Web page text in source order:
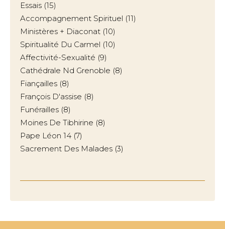
Essais (15)
Accompagnement Spirituel (11)
Ministères + Diaconat (10)
Spiritualité Du Carmel (10)
Affectivité-Sexualité (9)
Cathédrale Nd Grenoble (8)
Fiançailles (8)
François D'assise (8)
Funérailles (8)
Moines De Tibhirine (8)
Pape Léon 14 (7)
Sacrement Des Malades (3)